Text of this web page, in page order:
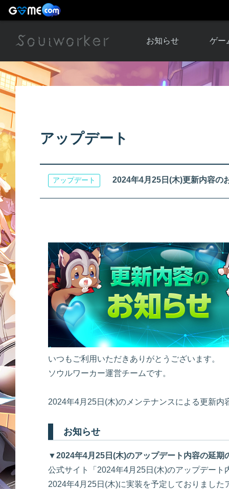
お知らせ
お知らせ一覧
ゲー
ソウ
アップ
アップデート
アップデート 2024年4月25日(木)更新内容の
いつもご利用いただきありがとうございます。
ソウルワーカー運営チームです。
2024年4月25日(木)のメンテナンスによる更新内
お知らせ
▼2024年4月25日(木)のアップデート内容の延期
公式サイト「2024年4月25日(木)のアップデー
2024年4月25日(木)に実装を予定しておりました